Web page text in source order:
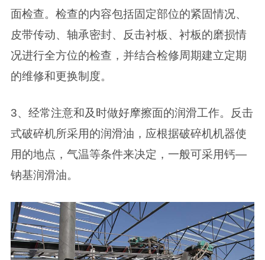
面检查。检查的内容包括固定部位的紧固情况、
皮带传动、轴承密封、反击衬板、衬板的磨损情
况进行全方位的检查，并结合检修周期建立定期
的维修和更换制度。
3、经常注意和及时做好摩擦面的润滑工作。反击
式破碎机所采用的润滑油，应根据破碎机机器使
用的地点，气温等条件来决定，一般可采用钙—
钠基润滑油。